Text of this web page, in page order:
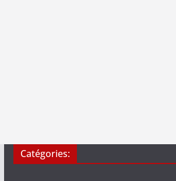
Catégories: